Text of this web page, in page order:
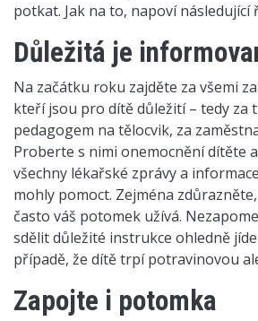
potkat. Jak na to, napoví následující
Důležitá je
Na začátku roku zajděte za všemi
kteří jsou pro dítě důležití – tedy za
pedagogem na tělocvik, za
Proberte s nimi onemocnění dítěte
všechny lékařské zprávy a
mohly pomoct. Zejména
často váš potomek užívá.
sdělit důležité instrukce ohledně
případě, že dítě trpí potravinovou
Zapojte i potomka